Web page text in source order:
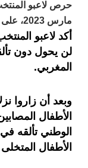
مارس 2023، على زيارة حضانة مدينة طنجة للأطفال المتخلى عنهم.
أكد لاعبو
لن يحول دون
المغربي.
الأطفال
الأطفال